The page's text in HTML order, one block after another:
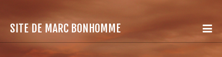
SITE DE MARC BONHOMME